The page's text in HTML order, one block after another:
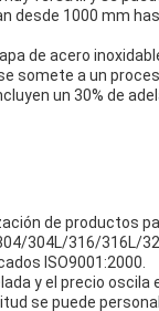
desde 1000 mm
de acero
somete a un
un 30% de
de productos
304L/316/316L/
ISO9001:2000.
y el precio oscila
se puede